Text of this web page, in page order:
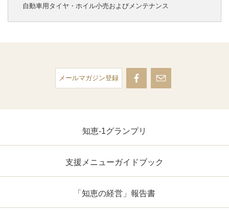
自動車用タイヤ・ホイル小売およびメンテナンス
メールマガジン登録
知恵-1グランプリ
支援メニューガイドブック
「知恵の経営」報告書